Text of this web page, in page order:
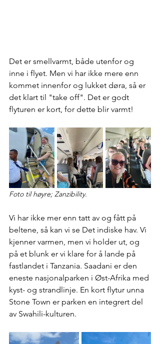
Det er smellvarmt, både utenfor og
inne i flyet. Men vi har ikke mere enn
kommet innenfor og lukket døra, så er
det klart til "take off". Det er godt
flyturen er kort, for dette blir varmt!
Foto til høyre; Zanzibility.
Vi har ikke mer enn tatt av og fått på
beltene, så kan vi se Det indiske hav. Vi
kjenner varmen, men vi holder ut, og
på et blunk er vi klare for å lande på
fastlandet i Tanzania. Saadani er den
eneste nasjonalparken i Øst-Afrika med
kyst- og strandlinje. En kort flytur unna
Stone Town er parken en integrert del
av Swahili-kulturen.